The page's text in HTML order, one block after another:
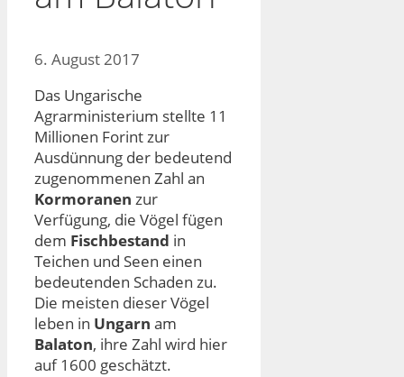
6. August 2017
Das Ungarische
Agrarministerium stellte 11
Millionen Forint zur
Ausdünnung der bedeutend
zugenommenen Zahl an
Kormoranen zur
Verfügung, die Vögel fügen
dem Fischbestand in
Teichen und Seen einen
bedeutenden Schaden zu.
Die meisten dieser Vögel
leben in Ungarn am
Balaton, ihre Zahl wird hier
auf 1600 geschätzt.